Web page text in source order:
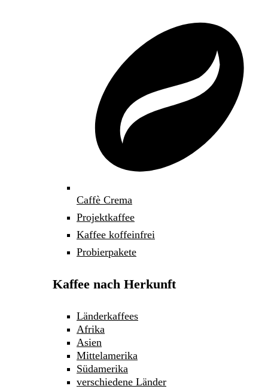
Caffè Crema
Projektkaffee
Kaffee koffeinfrei
Probierpakete
Kaffee nach Herkunft
Länderkaffees
Afrika
Asien
Mittelamerika
Südamerika
verschiedene Länder